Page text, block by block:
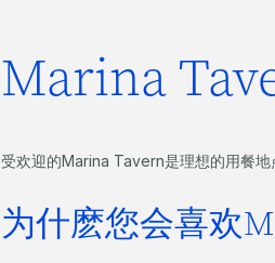
Marina
受欢迎的Marina Tavern是理想的用餐地
为什麽您会喜欢